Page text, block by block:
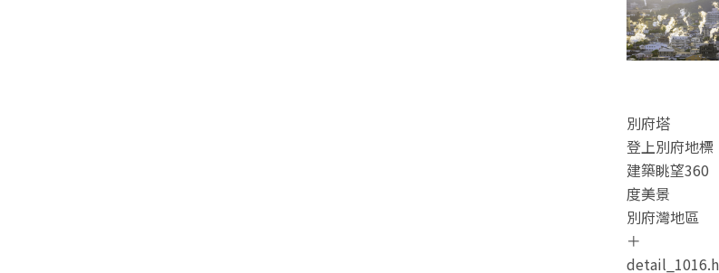
別府塔
登上別府地標
建築眺望360
度美景
別府灣地區
＋
detail_1016.h